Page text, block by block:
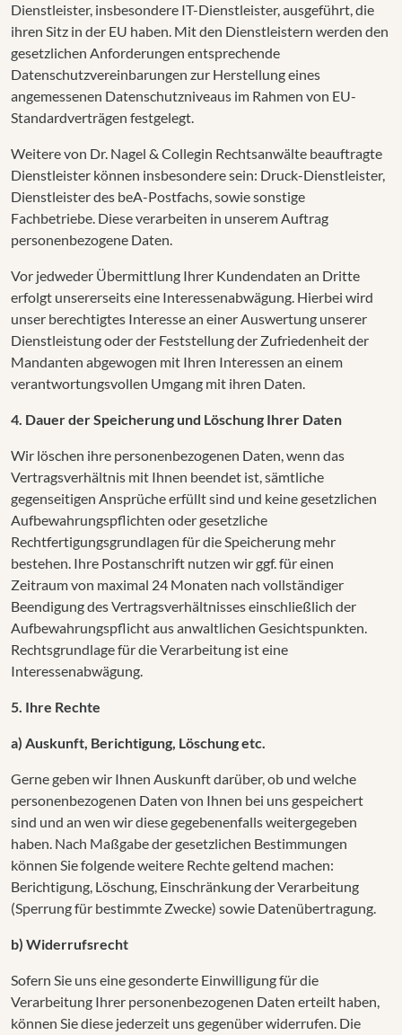
Dienstleister, insbesondere IT-Dienstleister, ausgeführt, die
ihren Sitz in der EU haben. Mit den Dienstleistern werden den
gesetzlichen Anforderungen entsprechende
Datenschutzvereinbarungen zur Herstellung eines
angemessenen Datenschutzniveaus im Rahmen von EU-
Standardverträgen festgelegt.
Weitere von Dr. Nagel & Collegin Rechtsanwälte beauftragte
Dienstleister können insbesondere sein: Druck-Dienstleister,
Dienstleister des beA-Postfachs, sowie sonstige
Fachbetriebe. Diese verarbeiten in unserem Auftrag
personenbezogene Daten.
Vor jedweder Übermittlung Ihrer Kundendaten an Dritte
erfolgt unsererseits eine Interessenabwägung. Hierbei wird
unser berechtigtes Interesse an einer Auswertung unserer
Dienstleistung oder der Feststellung der Zufriedenheit der
Mandanten abgewogen mit Ihren Interessen an einem
verantwortungsvollen Umgang mit ihren Daten.
4. Dauer der Speicherung und Löschung Ihrer Daten
Wir löschen ihre personenbezogenen Daten, wenn das
Vertragsverhältnis mit Ihnen beendet ist, sämtliche
gegenseitigen Ansprüche erfüllt sind und keine gesetzlichen
Aufbewahrungspflichten oder gesetzliche
Rechtfertigungsgrundlagen für die Speicherung mehr
bestehen. Ihre Postanschrift nutzen wir ggf. für einen
Zeitraum von maximal 24 Monaten nach vollständiger
Beendigung des Vertragsverhältnisses einschließlich der
Aufbewahrungspflicht aus anwaltlichen Gesichtspunkten.
Rechtsgrundlage für die Verarbeitung ist eine
Interessenabwägung.
5. Ihre Rechte
a) Auskunft, Berichtigung, Löschung etc.
Gerne geben wir Ihnen Auskunft darüber, ob und welche
personenbezogenen Daten von Ihnen bei uns gespeichert
sind und an wen wir diese gegebenenfalls weitergegeben
haben. Nach Maßgabe der gesetzlichen Bestimmungen
können Sie folgende weitere Rechte geltend machen:
Berichtigung, Löschung, Einschränkung der Verarbeitung
(Sperrung für bestimmte Zwecke) sowie Datenübertragung.
b) Widerrufsrecht
Sofern Sie uns eine gesonderte Einwilligung für die
Verarbeitung Ihrer personenbezogenen Daten erteilt haben,
können Sie diese jederzeit uns gegenüber widerrufen. Die